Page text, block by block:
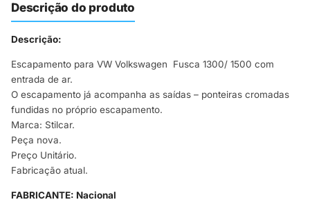
Descrição do produto
Descrição:
Escapamento para VW Volkswagen Fusca 1300/ 1500 com
entrada de ar.
O escapamento já acompanha as saídas – ponteiras cromadas
fundidas no próprio escapamento.
Marca: Stilcar.
Peça nova.
Preço Unitário.
Fabricação atual.
FABRICANTE: Nacional